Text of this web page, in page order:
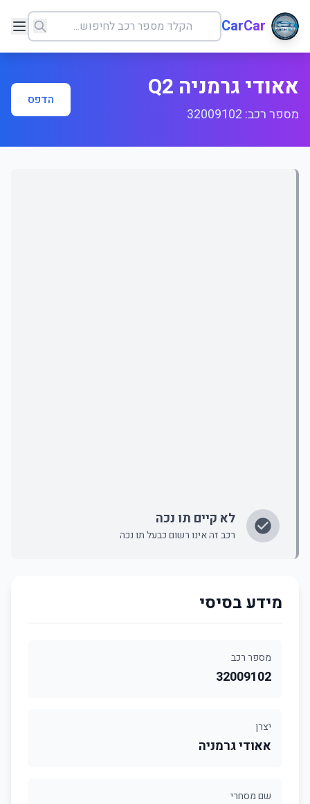
CarCar
אאודי גרמניה Q2
מספר רכב: 32009102
הדפס
לא קיים תו נכה
רכב זה אינו רשום כבעל תו נכה
מידע בסיסי
מספר רכב
32009102
יצרן
אאודי גרמניה
שם מסחרי